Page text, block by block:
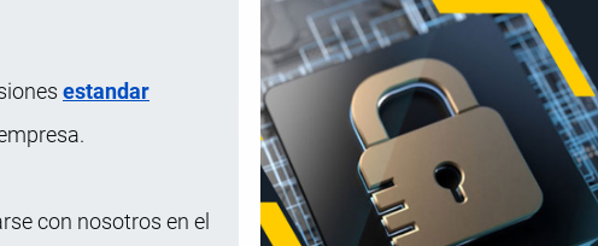
estandar
con nosotros en el